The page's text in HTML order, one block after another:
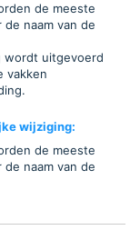
de meeste
naam van de
wordt uitgevoerd
vakken
wijziging:
de meeste
naam van de